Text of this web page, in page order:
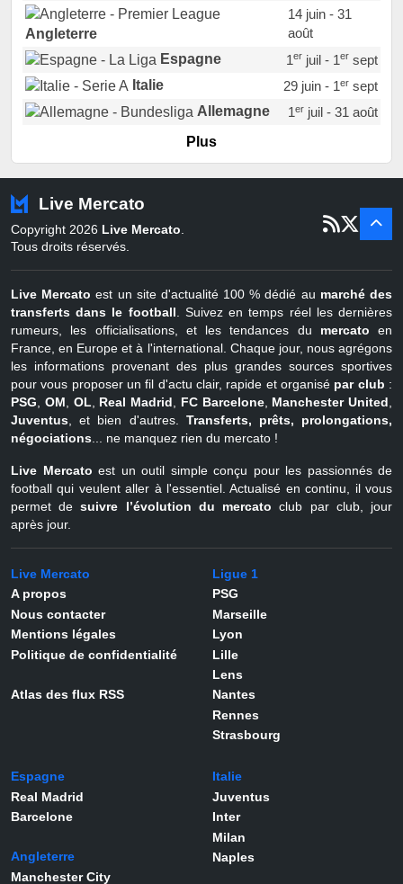
Angleterre
14 juin - 31
août
Espagne
1erjuil - 1ersept
Italie
29 juin - 1ersept
Allemagne
1erjuil - 31 août
Portugal
Pays-Bas
22 juin - 2 sept
Belgique
juil - 31
Plus
Live Mercato
Copyright 2026 Live Mercato
Tous droits réservés.
Live Mercato est un site d'actualité 100 % dédié au marché des
transferts dans le football . Suivez en temps réel les dernières
rumeurs, les officialisations, et les tendances du mercato en
France, en Europe et à l'international. Chaque jour, nous agrégons
les informations provenant des plus grandes sources sportives
pour vous proposer un fil d'actu clair, rapide et organisé par club :
PSG
OM OL Real Madrid FC Barcelone, Manchester United
Juventus , et bien d'autres. Transferts, prêts, prolongations,
négociations ... ne manquez rien du mercato !
Live Mercato est un outil simple conçu pour les passionnés de
football qui veulent aller à l'essentiel. Actualisé en continu, il vous
permet desuivre l’évolution du mercato club par club, jour
après jour.
Live Mercato
A propos
Nous contacter
Mentions légales
Politique de confidentialité
Atlas des flux RSS
Ligue 1
PSG
Marseille
Lyon
Lille
Lens
Nantes
Rennes
Strasbourg
Espagne
Real Madrid
Barcelone
Angleterre
Manchester City
Italie
Juventus
Inter
Milan
Naples